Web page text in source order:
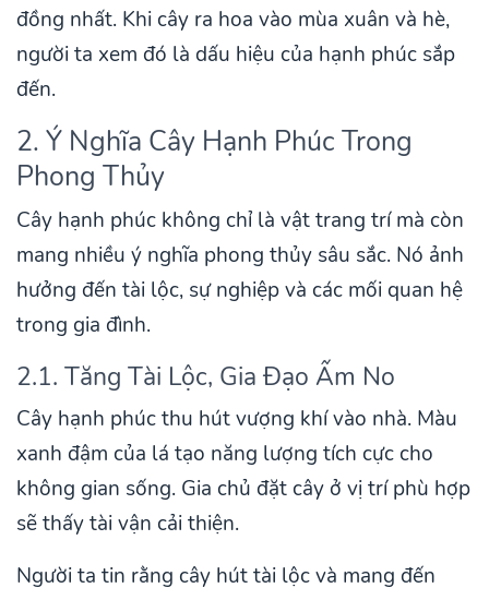
đồng nhất. Khi cây ra hoa vào mùa xuân và hè,
người ta xem đó là dấu hiệu của hạnh phúc sắp
đến.
2. Ý Nghĩa Cây Hạnh Phúc Trong
Phong Thủy
Cây hạnh phúc không chỉ là vật trang trí mà còn
mang nhiều ý nghĩa phong thủy sâu sắc. Nó ảnh
hưởng đến tài lộc, sự nghiệp và các mối quan hệ
trong gia đình.
2.1. Tăng Tài Lộc, Gia Đạo Ấm No
Cây hạnh phúc thu hút vượng khí vào nhà. Màu
xanh đậm của lá tạo năng lượng tích cực cho
không gian sống. Gia chủ đặt cây ở vị trí phù hợp
sẽ thấy tài vận cải thiện.
Người ta tin rằng cây hút tài lộc và mang đến